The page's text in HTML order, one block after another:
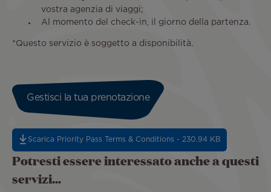
vostra agenzia di viaggi;
Al momento del check-in, il giorno della partenza.
*Questo servizio è soggetto a disponibilità.
Gestisci la tua prenotazione
Scarica Priority Pass Terms & Conditions - 230.94 KB
Potresti essere interessato anche a questi
servizi...